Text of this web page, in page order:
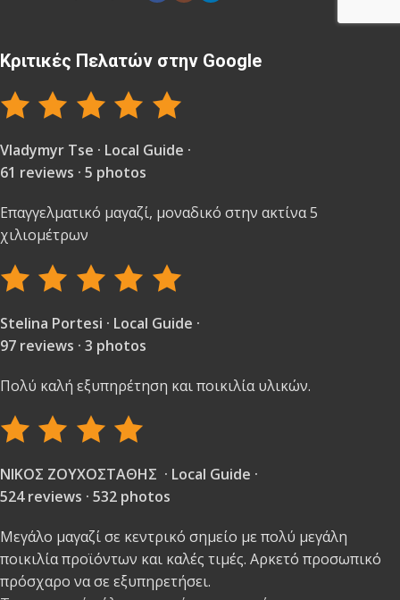
Κριτικές Πελατών στην Google
Vladymyr Tse · Local Guide ·
61 reviews · 5 photos
Επαγγελματικό μαγαζί, μοναδικό στην ακτίνα 5
χιλιομέτρων
Stelina Portesi · Local Guide ·
97 reviews · 3 photos
Πολύ καλή εξυπηρέτηση και ποικιλία υλικών.
ΝΙΚΟΣ ΖΟΥΧΟΣΤΑΘΗΣ · Local Guide ·
524 reviews · 532 photos
Μεγάλο μαγαζί σε κεντρικό σημείο με πολύ μεγάλη
ποικιλία προϊόντων και καλές τιμές. Αρκετό προσωπικό
πρόσχαρο να σε εξυπηρετήσει.